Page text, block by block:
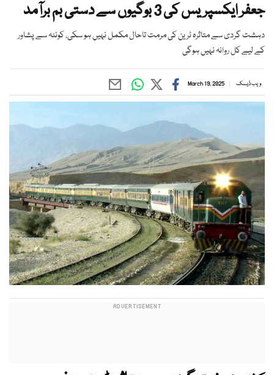
جعفر ایکسپریس کی 3 بوگیوں سے دستی بم برآمد
دہشت گردی سے متاثرہ ٹرین کی مرمت تاحال مکمل نہیں ہو سکی، کوئٹہ سے پشاور
کے لیے کل روانہ نہیں ہوگی
ویب ڈیسک March 19, 2025